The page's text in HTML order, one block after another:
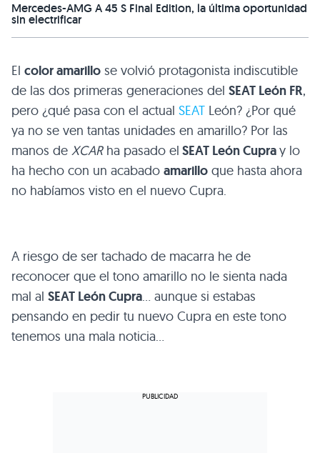
Mercedes-AMG A 45 S Final Edition, la última oportunidad
sin electrificar
El color amarillo se volvió protagonista indiscutible
de las dos primeras generaciones del SEAT León FR,
pero ¿qué pasa con el actual SEAT León? ¿Por qué
ya no se ven tantas unidades en amarillo? Por las
manos de XCARha pasado el SEAT León Cupray lo
ha hecho con un acabado amarillo que hasta ahora
no habíamos visto en el nuevo Cupra.
A riesgo de ser tachado de macarra he de
reconocer que el tono amarillo no le sienta nada
mal al SEAT León Cupra… aunque si estabas
pensando en pedir tu nuevo Cupra en este tono
tenemos una mala noticia…